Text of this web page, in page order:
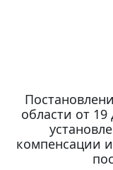
области от
компенсации